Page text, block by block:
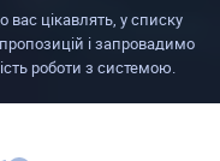
цікавлять, у списку
і запровадимо
роботи з системою.